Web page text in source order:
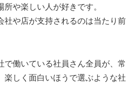
や楽しい人が好きです。
社や店が支持されるのは当たり前
で働いている社員さん全員が、常
楽しく面白いほうで選ぶような社